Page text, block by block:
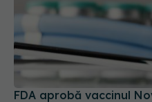
FDA aprobă vaccinul
pentru unii. Cine poate
19 mai 2025, 09:48